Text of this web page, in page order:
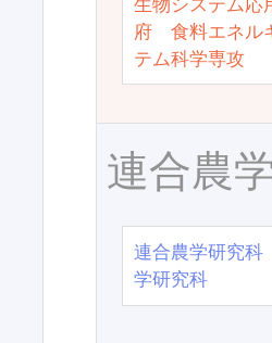
生物システム応
府 食料エネル
テム科学専攻
連合農
連合農学研究
学研究科